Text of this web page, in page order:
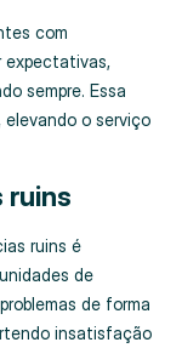
com
expectativas,
sempre. Essa
elevando o serviço
ruins
ruins é
de
de forma
insatisfação